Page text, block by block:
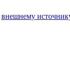
внешнему